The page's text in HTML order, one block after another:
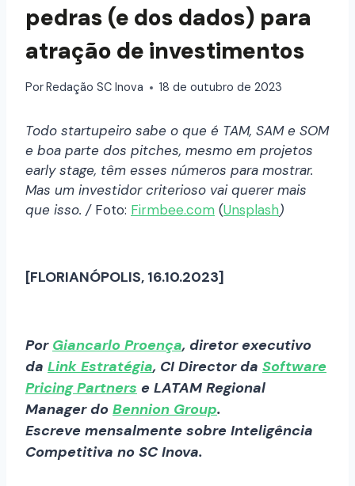
pedras (e dos dados) para
atração de investimentos
PorRedação SC Inova 18 de outubro de 2023
Todo startupeiro sabe o que é TAM, SAM e SOM
e boa parte dos pitches, mesmo em projetos
early stage, têm esses números para mostrar.
Mas um investidor criterioso vai querer mais
que isso. / Foto: Firmbee.com (Unsplash)
[FLORIANÓPOLIS, 16.10.2023]
Por Giancarlo Proença, diretor executivo
da Link Estratégia, CI Director da Software
Pricing Partners e LATAM Regional
Manager do Bennion Group.
Escreve mensalmente sobre Inteligência
Competitiva no SC Inova.